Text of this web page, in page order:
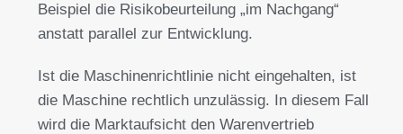
Beispiel die Risikobeurteilung „im Nachgang“
anstatt parallel zur Entwicklung.
Ist die Maschinenrichtlinie nicht eingehalten, ist
die Maschine rechtlich unzulässig. In diesem Fall
wird die Marktaufsicht den Warenvertrieb